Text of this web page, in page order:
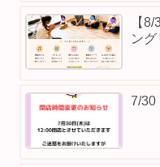
【
ン
7/30